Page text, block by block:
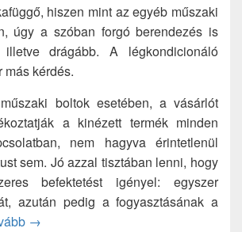
hiszen mint az egyéb műszaki
úgy a szóban forgó berendezés is
drágább. A légkondicionáló
más kérdés.
boltok esetében, a vásárlót
a kinézett termék minden
nem hagyva érintetlenül
sem. Jó azzal tisztában lenni, hogy
befektetést igényel: egyszer
azután pedig a fogyasztásának a
A légkondicionáló és az energia
→